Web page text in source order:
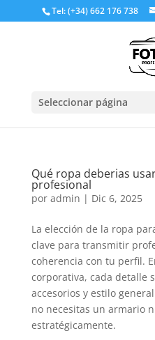
Tel: (+34) 662 176 738
Seleccionar página
Qué ropa deberias
profesional
por admin | Dic 6, 2025
La elección de la ropa
clave para transmitir
coherencia con tu perfil.
corporativa, cada detalle
accesorios y estilo
no necesitas un armario
estratégicamente.